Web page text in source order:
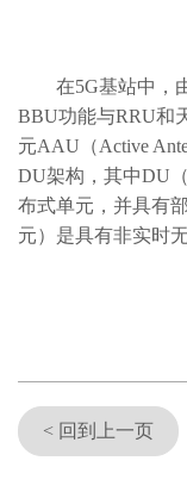
在5G基站中，
BBU功能与RRU和
元AAU（Active
DU架构，其中DU
布式单元，并具有
元）是具有非实时
< 回到上一页